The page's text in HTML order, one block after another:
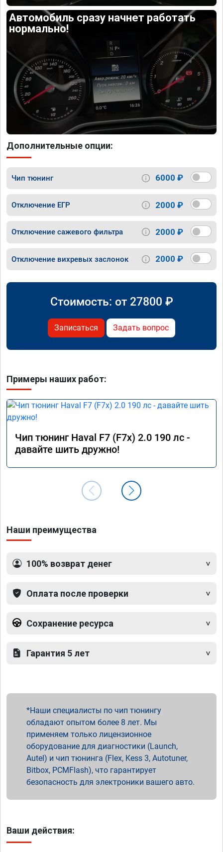
Автомобиль сразу начнет работать
нормально!
Дополнительные опции:
Чип тюнинг 6000 ₽
Отключение ЕГР 2000 ₽
Отключение сажевого фильтра 2000 ₽
Отключение вихревых заслонок 2000 ₽
Стоимость: от 27800 ₽
Записаться Задать вопрос
Примеры наших работ:
Чип тюнинг Haval F7 (F7x) 2.0 190 лс -
давайте шить дружно!
Наши преимущества
100% возврат денег
Оплата после проверки
Сохранение ресурса
Гарантия 5 лет
Наши специалисты по чип тюнингу
обладают опытом более 8 лет. Мы
применяем только лицензионное
оборудование для диагностики (Launch,
Autel) и чип тюнинга (Flex, Kess 3, Autotuner,
Bitbox, PCMFlash), что гарантирует
безопасность для электроники вашего авто.
Ваши действия: